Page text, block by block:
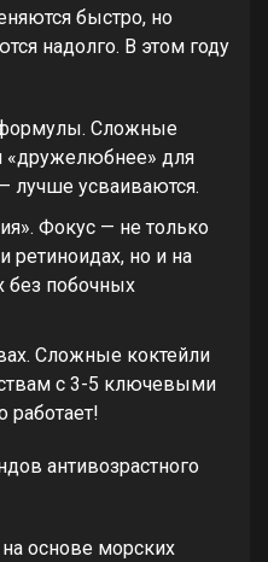
быстро, но
надолго. В этом году
Сложные
«дружелюбнее» для
лучше усваиваются.
Фокус — не только
ретиноидах, но и на
без побочных
Сложные коктейли
с 3-5 ключевыми
работает!
антивозрастного
основе морских